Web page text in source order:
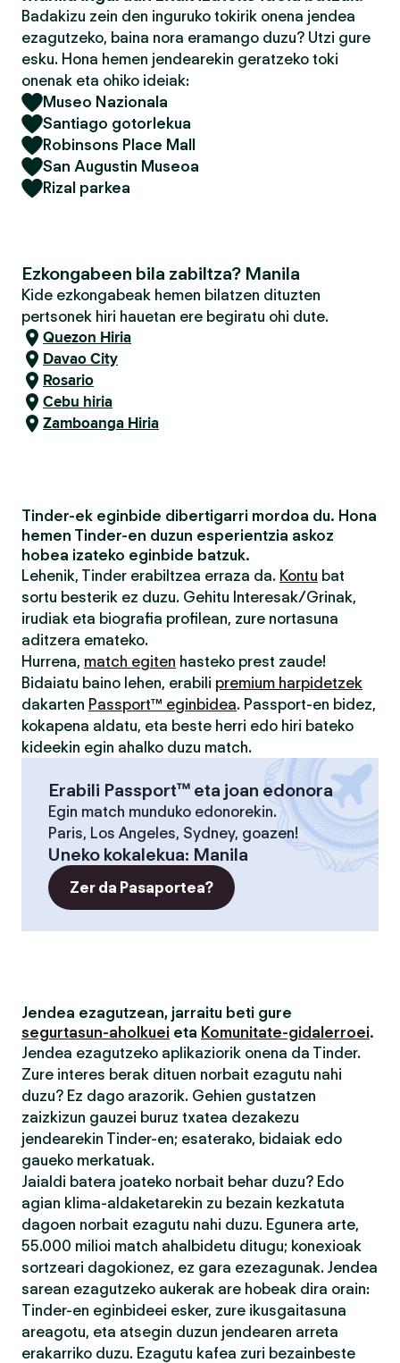
Badakizu zein den inguruko tokirik onena jendea
ezagutzeko, baina nora eramango duzu? Utzi gure
esku. Hona hemen jendearekin geratzeko toki
onenak eta ohiko ideiak:
Museo Nazionala
Santiago gotorlekua
Robinsons Place Mall
San Augustin Museoa
Rizal parkea
Ezkongabeen bila zabiltza? Manila
Kide ezkongabeak hemen bilatzen dituzten
pertsonek hiri hauetan ere begiratu ohi dute.
Quezon Hiria
Davao City
Rosario
Cebu hiria
Zamboanga Hiria
Tinder-ek eginbide dibertigarri mordoa du. Hona
hemen Tinder-en duzun esperientzia askoz
hobea izateko eginbide batzuk.
Lehenik, Tinder erabiltzea erraza da. Kontu bat
sortu besterik ez duzu. Gehitu Interesak/Grinak,
irudiak eta biografia profilean, zure nortasuna
aditzera emateko.
Hurrena, match egiten hasteko prest zaude!
Bidaiatu baino lehen, erabili premium harpidetzek
dakarten Passport™ eginbidea. Passport-en bidez,
kokapena aldatu, eta beste herri edo hiri bateko
kideekin egin ahalko duzu match.
Erabili Passport™ eta joan edonora
Egin match munduko edonorekin.
Paris, Los Angeles, Sydney, goazen!
Uneko kokalekua: Manila
Zer da Pasaportea?
Jendea ezagutzean, jarraitu beti gure
segurtasun-aholkuei eta Komunitate-gidalerroei.
Jendea ezagutzeko aplikaziorik onena da Tinder.
Zure interes berak dituen norbait ezagutu nahi
duzu? Ez dago arazorik. Gehien gustatzen
zaizkizun gauzei buruz txatea dezakezu
jendearekin Tinder-en; esaterako, bidaiak edo
gaueko merkatuak.
Jaialdi batera joateko norbait behar duzu? Edo
agian klima-aldaketarekin zu bezain kezkatuta
dagoen norbait ezagutu nahi duzu. Egunera arte,
55.000 milioi match ahalbidetu ditugu; konexioak
sortzeari dagokionez, ez gara ezezagunak. Jendea
sarean ezagutzeko aukerak are hobeak dira orain:
Tinder-en eginbideei esker, zure ikusgaitasuna
areagotu, eta atsegin duzun jendearen arreta
erakarriko duzu. Ezagutu kafea zuri bezainbeste